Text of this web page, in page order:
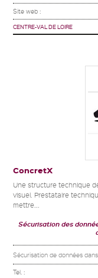
Site web :
CENTRE-VAL DE LOIRE
ConcretX
Une structure technique
visuel. Prestataire
mettre...
Sécurisation des
Sécurisation de données
Tel. :